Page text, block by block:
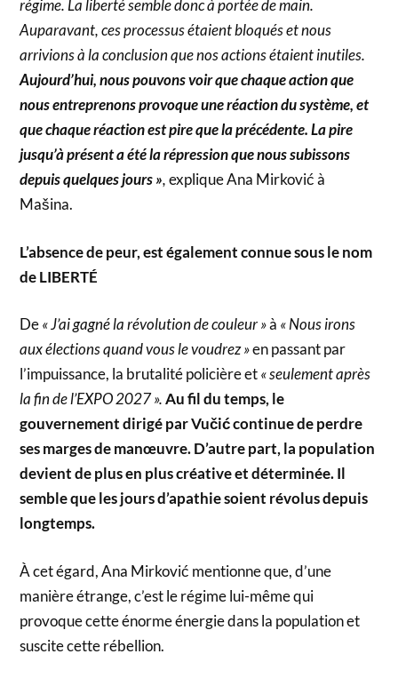
régime. La liberté semble donc à portée de main.
Auparavant, ces processus étaient bloqués et nous
arrivions à la conclusion que nos actions étaient inutiles.
Aujourd’hui, nous pouvons voir que chaque action que
nous entreprenons provoque une réaction du système, et
que chaque réaction est pire que la précédente. La pire
jusqu’à présent a été la répression que nous subissons
depuis quelques jours »,explique Ana Mirković à
Mašina.
L’absence de peur, est également connue sous le nom
de LIBERTÉ
De« J’ai gagné la révolution de couleur »à « Nous irons
aux élections quand vous le voudrez »en passant par
l’impuissance, la brutalité policière et« seulement après
la fin de l’EXPO 2027 ». Au fil du temps, le
gouvernement dirigé par Vučić continue de perdre
ses marges de manœuvre. D’autre part, la population
devient de plus en plus créative et déterminée. Il
semble que les jours d’apathie soient révolus depuis
longtemps.
À cet égard, Ana Mirković mentionne que, d’une
manière étrange, c’est le régime lui-même qui
provoque cette énorme énergie dans la population et
suscite cette rébellion.